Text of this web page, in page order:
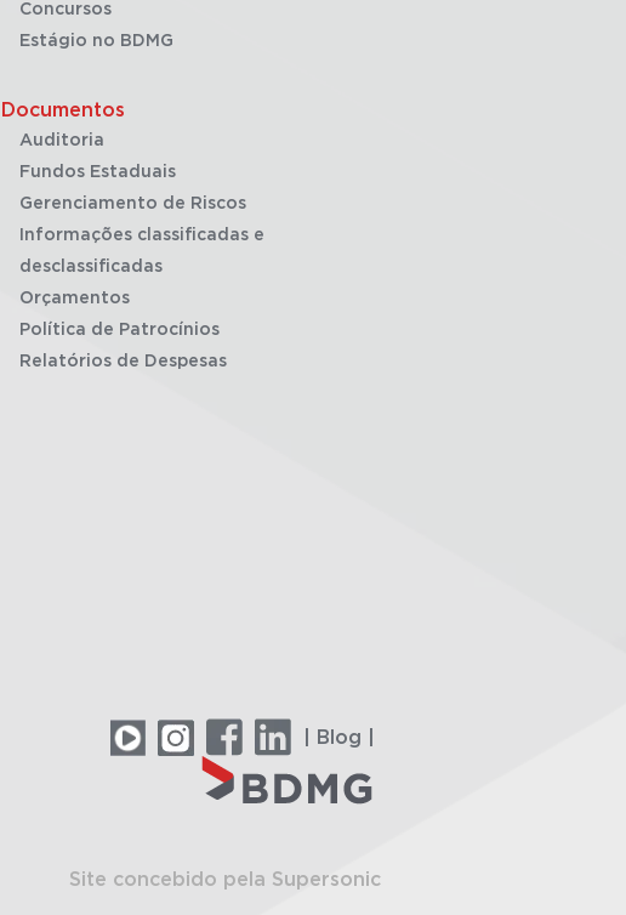
Concursos
Estágio no BDMG
Documentos
Auditoria
Fundos Estaduais
Gerenciamento de Riscos
Informações classificadas e
desclassificadas
Orçamentos
Política de Patrocínios
Relatórios de Despesas
| Blog |
Site concebido pela Supersonic